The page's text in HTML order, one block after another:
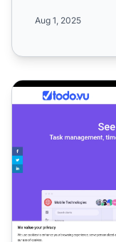
Aug 1, 2025
ToDo Affiliates